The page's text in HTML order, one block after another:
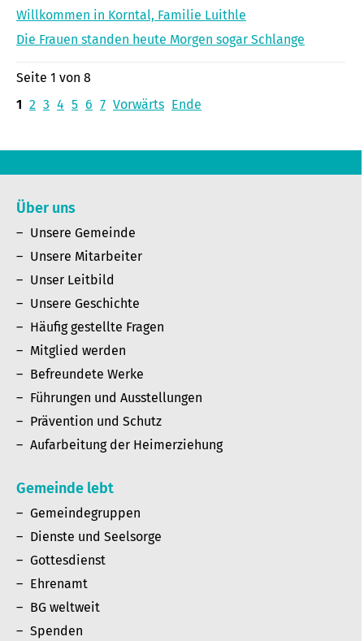
Willkommen in Korntal, Familie Luithle
Die Frauen standen heute Morgen sogar Schlange
Seite 1 von 8
1 2 3 4 5 6 7 Vorwärts Ende
Über uns
Unsere Gemeinde
Unsere Mitarbeiter
Unser Leitbild
Unsere Geschichte
Häufig gestellte Fragen
Mitglied werden
Befreundete Werke
Führungen und Ausstellungen
Prävention und Schutz
Aufarbeitung der Heimerziehung
Gemeinde lebt
Gemeindegruppen
Dienste und Seelsorge
Gottesdienst
Ehrenamt
BG weltweit
Spenden